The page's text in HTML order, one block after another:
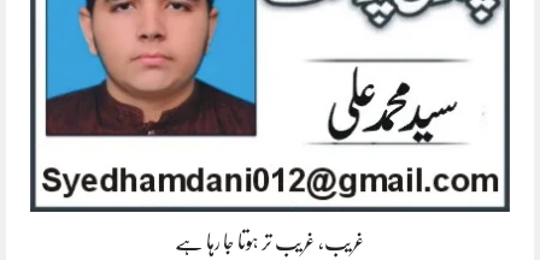
غریب، غریب تر ہوتا جا رہا ہے